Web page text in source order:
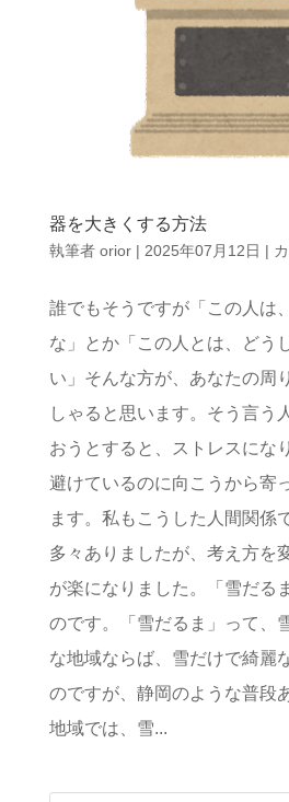
器を大きくする方法
執筆者 orior| 2025年07月12日 |
誰でもそうですが「この人は
な」とか「この人とは、どう
い」そんな方が、あなたの周
しゃると思います。そう言う
おうとすると、ストレスにな
避けているのに向こうから寄
ます。私もこうした人間関係
多々ありましたが、考え方を
が楽になりました。「雪だる
のです。「雪だるま」って、
な地域ならば、雪だけで綺麗
のですが、静岡のような普段
地域では、雪...